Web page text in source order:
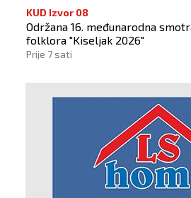
KUD Izvor 08
Održana 16. međunarodna
folklora "Kiseljak 2026"
Prije 7 sati